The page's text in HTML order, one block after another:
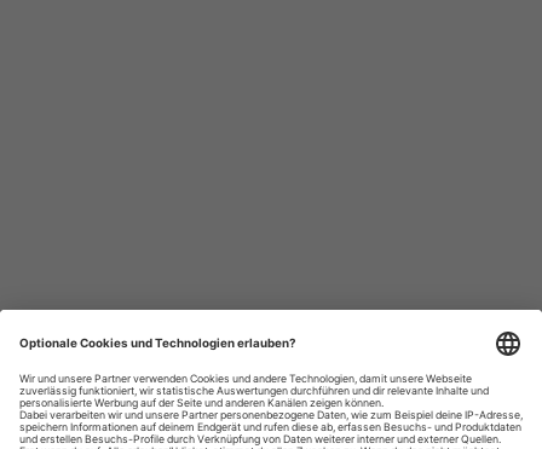
Datenschutzhinweise
Impressum